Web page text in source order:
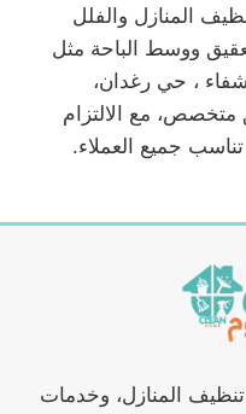
المنازل والفلل
ووسط الباحة مثل
، حي رغدان،
مع الالتزام
تناسب جميع العملاء.
المنازل، وخدمات